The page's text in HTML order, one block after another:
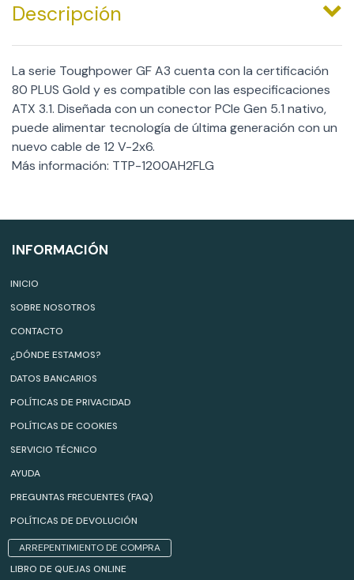
Descripción
La serie Toughpower GF A3 cuenta con la certificación
80 PLUS Gold y es compatible con las especificaciones
ATX 3.1. Diseñada con un conector PCIe Gen 5.1 nativo,
puede alimentar tecnología de última generación con un
nuevo cable de 12 V-2x6.
Más información: TTP-1200AH2FLG
INFORMACIÓN
INICIO
SOBRE NOSOTROS
CONTACTO
¿DÓNDE ESTAMOS?
DATOS BANCARIOS
POLÍTICAS DE PRIVACIDAD
POLÍTICAS DE COOKIES
SERVICIO TÉCNICO
AYUDA
PREGUNTAS FRECUENTES (FAQ)
POLÍTICAS DE DEVOLUCIÓN
ARREPENTIMIENTO DE COMPRA
LIBRO DE QUEJAS ONLINE